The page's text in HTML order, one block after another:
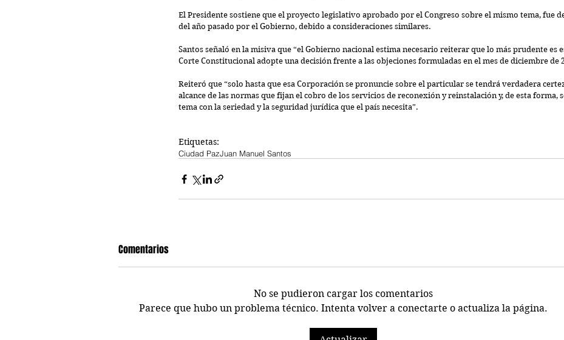
El Presidente sostiene que el proyecto legislativo aprobado por el Congreso sobre el mismo tema, fue
del año pasado por el Gobierno, debido a consideraciones similares.
Santos señaló en la misiva que “el Gobierno nacional estima necesario reiterar que lo más prudente es
Corte Constitucional adopte una decisión frente a las objeciones formuladas en el mes de diciembre de
Reiteró que “solo hasta que esa Corporación se pronuncie sobre el particular se tendrá verdadera
alcance de las normas que fijan el cobro de los servicios de reconexión y reinstalación y, de esta forma,
tema con la seriedad y la seguridad jurídica que el país necesita”.
Etiquetas:
Ciudad PazJuan Manuel Santos
Comentarios
No se pudieron cargar los comentarios
Parece que hubo un problema técnico. Intenta volver a conectarte o actualiza la página.